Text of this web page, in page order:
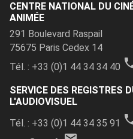
CENTRE NATIONAL DU
ANIMÉE
291 Boulevard Raspail
75675 Paris Cedex 14
Tél. : +33 (0)1 44 34 34 40
SERVICE DES REGISTRES
L'AUDIOVISUEL
Tél. : +33 (0)1 44 34 35 91